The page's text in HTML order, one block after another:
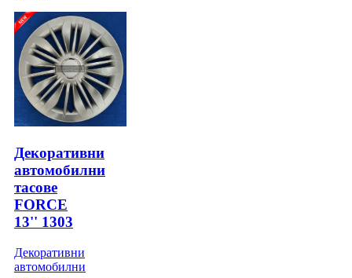
Декоративни
автомобилни
тасове
FORCE
13'' 1303
Декоративни
автомобилни